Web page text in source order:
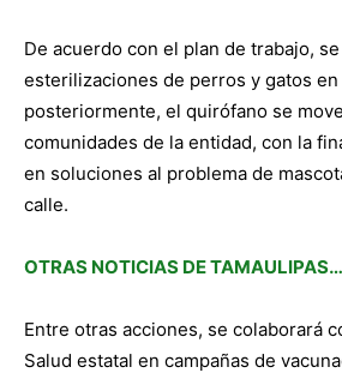
De acuerdo con el plan de trabajo,
esterilizaciones de perros y gatos
posteriormente, el quirófano se
comunidades de la entidad, con la
en soluciones al problema de
calle.
OTRAS NOTICIAS DE
Entre otras acciones, se colaborará
Salud estatal en campañas de